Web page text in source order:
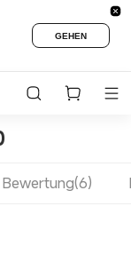
GEHEN
Bewertung(6)